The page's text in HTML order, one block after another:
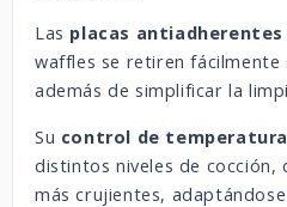
Las placas antiadherentes
waffles se retiren fácilmente
además de simplificar la
Su control de
distintos niveles de cocción,
más crujientes,